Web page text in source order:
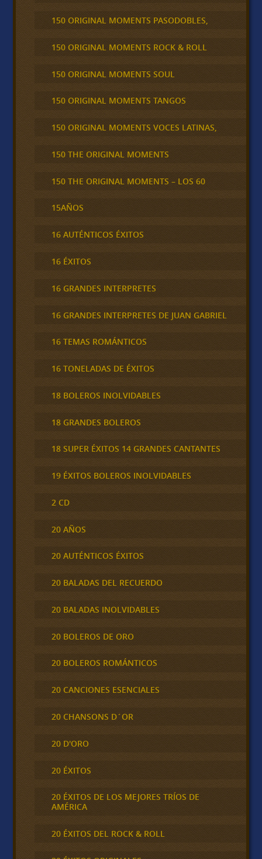
150 ORIGINAL MOMENTS PASODOBLES,
150 ORIGINAL MOMENTS ROCK & ROLL
150 ORIGINAL MOMENTS SOUL
150 ORIGINAL MOMENTS TANGOS
150 ORIGINAL MOMENTS VOCES LATINAS,
150 THE ORIGINAL MOMENTS
150 THE ORIGINAL MOMENTS – LOS 60
15AÑOS
16 AUTÉNTICOS ÉXITOS
16 ÉXITOS
16 GRANDES INTERPRETES
16 GRANDES INTERPRETES DE JUAN GABRIEL
16 TEMAS ROMÁNTICOS
16 TONELADAS DE ÉXITOS
18 BOLEROS INOLVIDABLES
18 GRANDES BOLEROS
18 SUPER ÉXITOS 14 GRANDES CANTANTES
19 ÉXITOS BOLEROS INOLVIDABLES
2 CD
20 AÑOS
20 AUTÉNTICOS ÉXITOS
20 BALADAS DEL RECUERDO
20 BALADAS INOLVIDABLES
20 BOLEROS DE ORO
20 BOLEROS ROMÁNTICOS
20 CANCIONES ESENCIALES
20 CHANSONS D´OR
20 D'ORO
20 ÉXITOS
20 ÉXITOS DE LOS MEJORES TRÍOS DE
AMÉRICA
20 ÉXITOS DEL ROCK & ROLL